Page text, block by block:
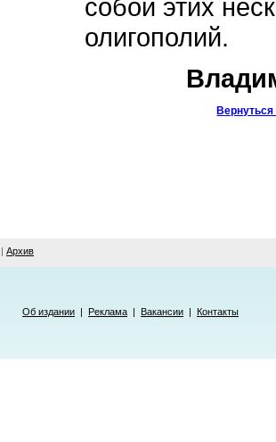
собой этих
олигополий.
| Архив
Об издании | Реклама | Вакансии | Контакты